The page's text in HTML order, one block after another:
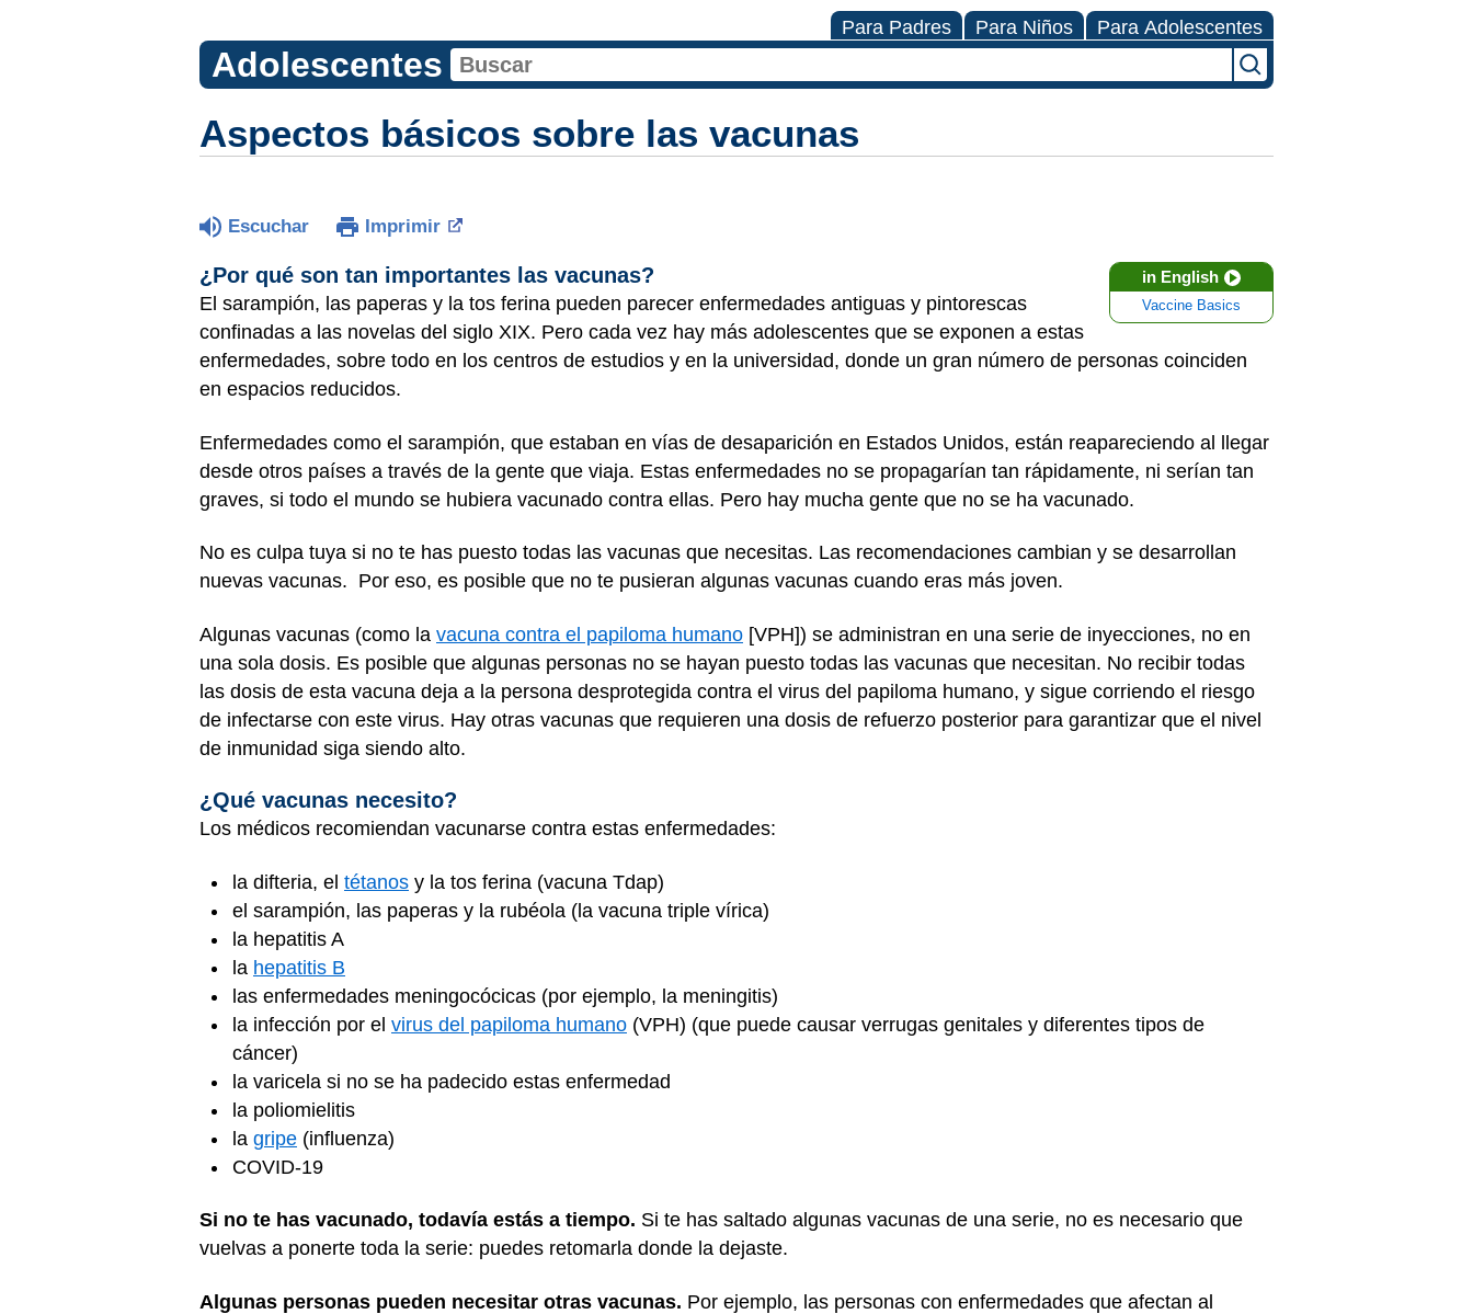
Para Padres Para Niños Para Adolescentes
Adolescentes
Aspectos básicos sobre las vacunas
Escuchar Imprimir
in English
Vaccine Basics
¿Por qué son tan importantes las vacunas?
El sarampión, las paperas y la tos ferina pueden parecer enfermedades antiguas y pintorescas
confinadas a las novelas del siglo XIX. Pero cada vez hay más adolescentes que se exponen a estas
enfermedades, sobre todo en los centros de estudios y en la universidad, donde un gran número de personas coinciden
en espacios reducidos.
Enfermedades como el sarampión, que estaban en vías de desaparición en Estados Unidos, están reapareciendo al llegar
desde otros países a través de la gente que viaja. Estas enfermedades no se propagarían tan rápidamente, ni serían tan
graves, si todo el mundo se hubiera vacunado contra ellas. Pero hay mucha gente que no se ha vacunado.
No es culpa tuya si no te has puesto todas las vacunas que necesitas. Las recomendaciones cambian y se desarrollan
nuevas vacunas. Por eso, es posible que no te pusieran algunas vacunas cuando eras más joven.
Algunas vacunas (como la vacuna contra el papiloma humano [VPH]) se administran en una serie de inyecciones, no en
una sola dosis. Es posible que algunas personas no se hayan puesto todas las vacunas que necesitan. No recibir todas
las dosis de esta vacuna deja a la persona desprotegida contra el virus del papiloma humano, y sigue corriendo el riesgo
de infectarse con este virus. Hay otras vacunas que requieren una dosis de refuerzo posterior para garantizar que el nivel
de inmunidad siga siendo alto.
¿Qué vacunas necesito?
Los médicos recomiendan vacunarse contra estas enfermedades:
la difteria, el tétanos y la tos ferina (vacuna Tdap)
el sarampión, las paperas y la rubéola (la vacuna triple vírica)
la hepatitis A
la hepatitis B
las enfermedades meningocócicas (por ejemplo, la meningitis)
la infección por el virus del papiloma humano (VPH) (que puede causar verrugas genitales y diferentes tipos de
cáncer)
la varicela si no se ha padecido estas enfermedad
la poliomielitis
la gripe (influenza)
COVID-19
Si no te has vacunado, todavía estás a tiempo. Si te has saltado algunas vacunas de una serie, no es necesario que
vuelvas a ponerte toda la serie: puedes retomarla donde la dejaste.
Algunas personas pueden necesitar otras vacunas. Por ejemplo, las personas con enfermedades que afectan al